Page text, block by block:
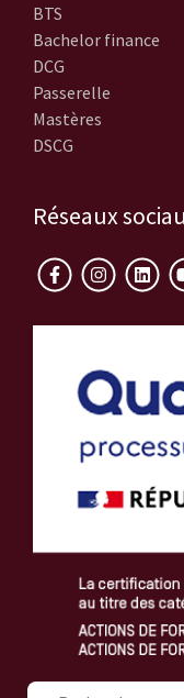
BTS
Bachelor finance
DCG
Passerelle
Mastères
DSCG
Réseaux